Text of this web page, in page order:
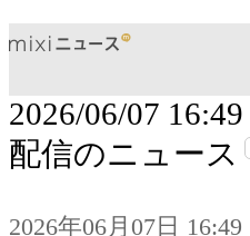
2026/06/07 16:49
配信のニュース
2026年06月07日 16:49